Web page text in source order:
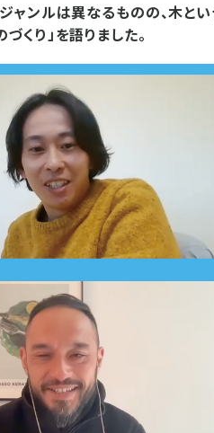
ャンルは異なるものの、木と
くり」を語りました。